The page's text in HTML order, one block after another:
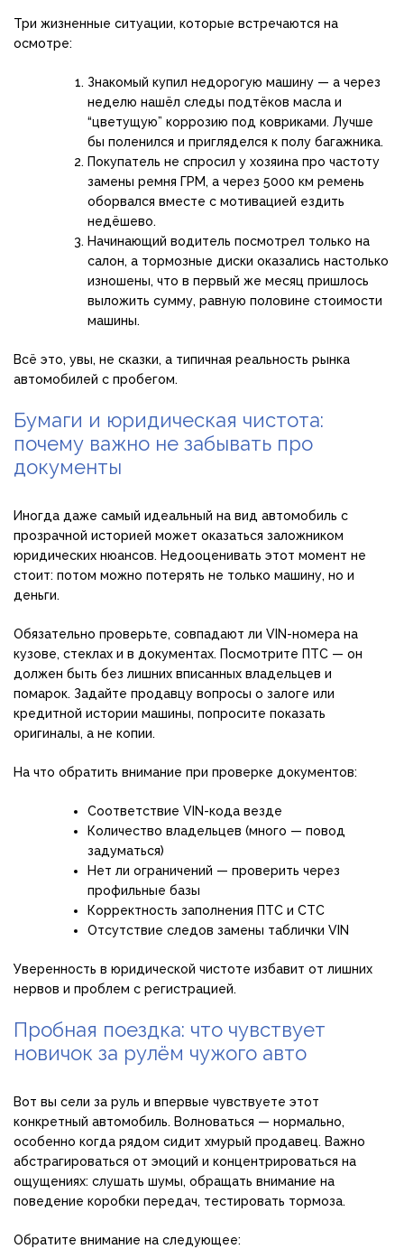
Три жизненные ситуации, которые встречаются на
осмотре:
Знакомый купил недорогую машину — а через
неделю нашёл следы подтёков масла и
“цветущую” коррозию под ковриками. Лучше
бы поленился и пригляделся к полу багажника.
Покупатель не спросил у хозяина про частоту
замены ремня ГРМ, а через 5000 км ремень
оборвался вместе с мотивацией ездить
недёшево.
Начинающий водитель посмотрел только на
салон, а тормозные диски оказались настолько
изношены, что в первый же месяц пришлось
выложить сумму, равную половине стоимости
машины.
Всё это, увы, не сказки, а типичная реальность рынка
автомобилей с пробегом.
Бумаги и юридическая чистота:
почему важно не забывать про
документы
Иногда даже самый идеальный на вид автомобиль с
прозрачной историей может оказаться заложником
юридических нюансов. Недооценивать этот момент не
стоит: потом можно потерять не только машину, но и
деньги.
Обязательно проверьте, совпадают ли VIN-номера на
кузове, стеклах и в документах. Посмотрите ПТС — он
должен быть без лишних вписанных владельцев и
помарок. Задайте продавцу вопросы о залоге или
кредитной истории машины, попросите показать
оригиналы, а не копии.
На что обратить внимание при проверке документов:
Соответствие VIN-кода везде
Количество владельцев (много — повод
задуматься)
Нет ли ограничений — проверить через
профильные базы
Корректность заполнения ПТС и СТС
Отсутствие следов замены таблички VIN
Уверенность в юридической чистоте избавит от лишних
нервов и проблем с регистрацией.
Пробная поездка: что чувствует
новичок за рулём чужого авто
Вот вы сели за руль и впервые чувствуете этот
конкретный автомобиль. Волноваться — нормально,
особенно когда рядом сидит хмурый продавец. Важно
абстрагироваться от эмоций и концентрироваться на
ощущениях: слушать шумы, обращать внимание на
поведение коробки передач, тестировать тормоза.
Обратите внимание на следующее: